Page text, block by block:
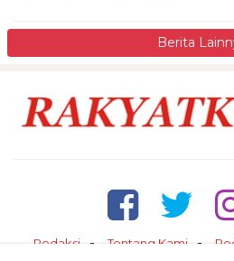
Berita
Redaksi Tentang Kami